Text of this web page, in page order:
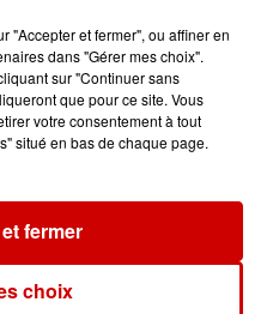
votre balade
"Accepter et fermer", ou affiner en
dans "Gérer mes choix".
sur "Continuer sans
que pour ce site. Vous
votre consentement à tout
situé en bas de chaque page.
choix
fermer